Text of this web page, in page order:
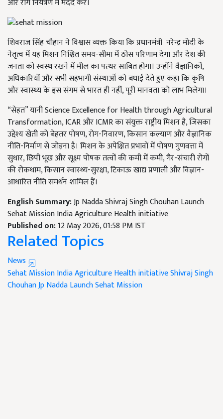
शिवराज सिंह चौहान ने विश्वास व्यक्त किया कि प्रधानमंत्री नरेन्द्र मोदी के
नेतृत्व में यह मिशन निश्चित समय-सीमा में ठोस परिणाम देगा और देश की
जनता को स्वस्थ रखने में मील का पत्थर साबित होगा। उन्होंने वैज्ञानिकों,
अधिकारियों और सभी सहभागी संस्थाओं को बधाई देते हुए कहा कि कृषि
और स्वास्थ्य के इस संगम से भारत ही नहीं, पूरी मानवता को लाभ मिलेगा।
“सेहत” यानी Science Excellence for Health through Agricultural
Transformation, ICAR और ICMR का संयुक्त राष्ट्रीय मिशन है, जिसका
उद्देश्य खेती को बेहतर पोषण, रोग-निवारण, किसान कल्याण और वैज्ञानिक
नीति-निर्माण से जोड़ना है। मिशन के अपेक्षित प्रभावों में पोषण गुणवत्ता में
सुधार, छिपी भूख और सूक्ष्म पोषक तत्वों की कमी में कमी, गैर-संचारी रोगों
की रोकथाम, किसान स्वास्थ्य-सुरक्षा, टिकाऊ खाद्य प्रणाली और विज्ञान-
आधारित नीति समर्थन शामिल हैं।
English Summary:Jp Nadda Shivraj Singh Chouhan Launch
Sehat Mission India Agriculture Health initiative
Published on:12 May 2026, 01:58 PM IST
Related Topics
News
Sehat MissionIndia AgricultureHealth initiativeShivraj Singh
ChouhanJp NaddaLaunch Sehat Mission